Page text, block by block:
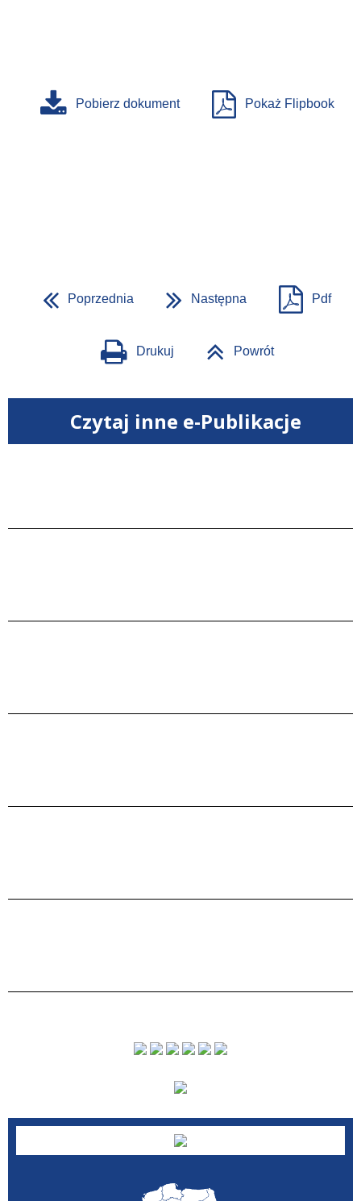
Pobierz dokument Pokaż Flipbook
Poprzednia Następna Pdf
Drukuj Powrót
Czytaj inne e-Publikacje